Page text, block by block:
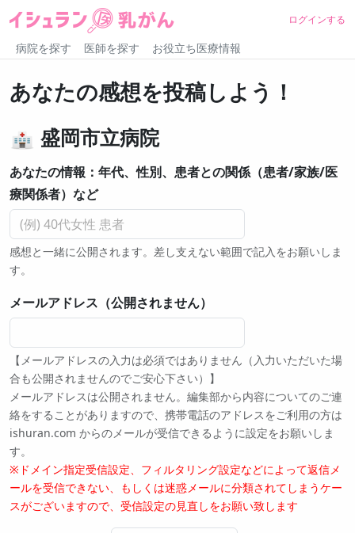
ログインする
病院を探す 医師を探す お役立ち医療情報
あなたの感想を投稿しよう！
盛岡市立病院
あなたの情報：年代、性別、患者との関係（患者/家族/医
療関係者）など
感想と一緒に公開されます。差し支えない範囲で記入をお願いしま
す。
メールアドレス（公開されません）
【メールアドレスの入力は必須ではありません（入力いただいた場
合も公開されませんのでご安心下さい）】
メールアドレスは公開されません。編集部から内容についてのご連
絡をすることがありますので、携帯電話のアドレスをご利用の方は
ishuran.com からのメールが受信できるように設定をお願いしま
す。
※ドメイン指定受信設定、フィルタリング設定などによって返信メ
ールを受信できない、もしくは迷惑メールに分類されてしまうケー
スがございますので、受信設定の見直しをお願い致します